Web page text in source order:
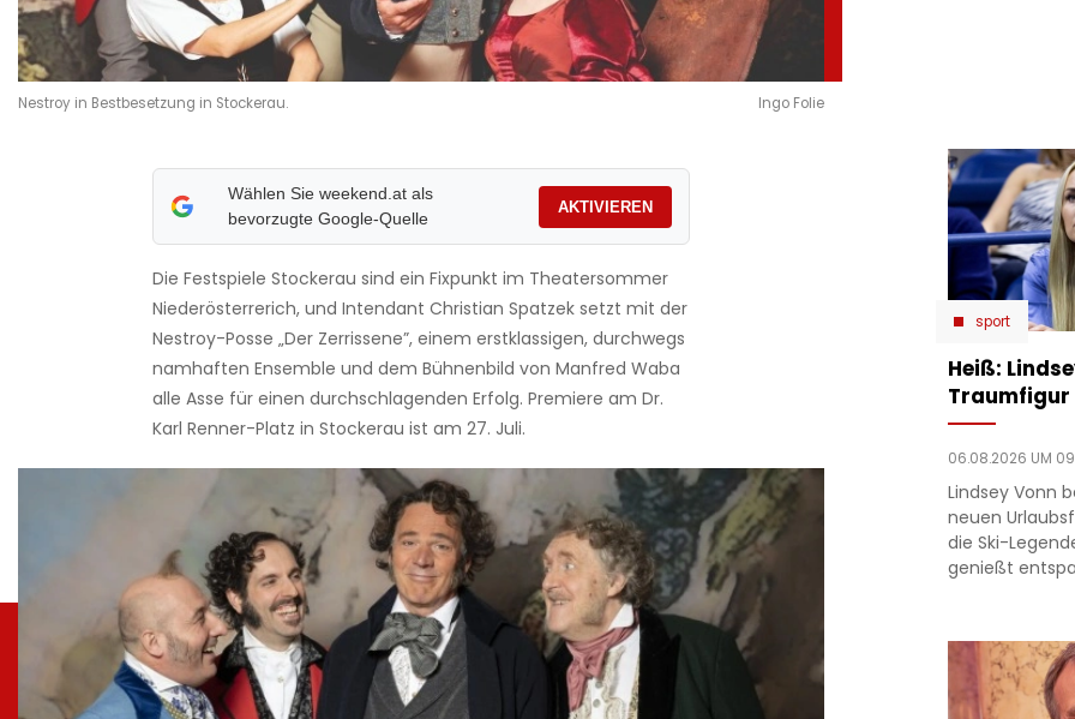
Nestroy in Bestbesetzung in Stockerau. Ingo Folie
Wählen Sie weekend.at als
bevorzugte Google-Quelle
AKTIVIEREN
Die Festspiele Stockerau sind ein Fixpunkt im Theatersommer
Niederösterrerich, und Intendant Christian Spatzek setzt mit der
Nestroy-Posse „Der Zerrissene”, einem erstklassigen, durchwegs
namhaften Ensemble und dem Bühnenbild von Manfred Waba
alle Asse für einen durchschlagenden Erfolg. Premiere am Dr.
Karl Renner-Platz in Stockerau ist am 27. Juli.
sport
Heiß:
Traumfigur
06.08.2026 UM
Lindsey Vonn
neuen
die Ski-
genießt